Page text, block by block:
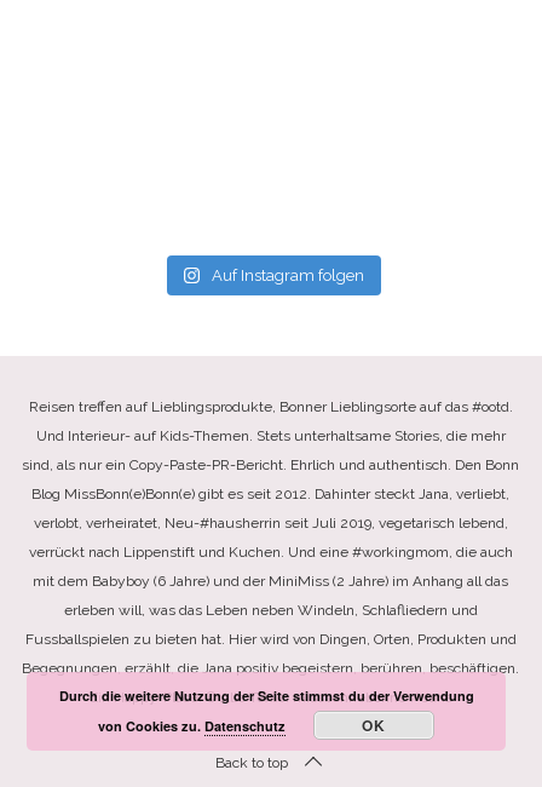
Auf Instagram folgen
Reisen treffen auf Lieblingsprodukte, Bonner Lieblingsorte auf das #ootd.
Und Interieur- auf Kids-Themen. Stets unterhaltsame Stories, die mehr
sind, als nur ein Copy-Paste-PR-Bericht. Ehrlich und authentisch. Den Bonn
Blog MissBonn(e)Bonn(e) gibt es seit 2012. Dahinter steckt Jana, verliebt,
verlobt, verheiratet, Neu-#hausherrin seit Juli 2019, vegetarisch lebend,
verrückt nach Lippenstift und Kuchen. Und eine #workingmom, die auch
mit dem Babyboy (6 Jahre) und der MiniMiss (2 Jahre) im Anhang all das
erleben will, was das Leben neben Windeln, Schlafliedern und
Fussballspielen zu bieten hat. Hier wird von Dingen, Orten, Produkten und
Begegnungen, erzählt, die Jana positiv begeistern, berühren, beschäftigen.
Ein Happy-Place. © Alle Texte: missbonnebonne / Jana
Back to top
Durch die weitere Nutzung der Seite stimmst du der Verwendung
von Cookies zu.Datenschutz OK